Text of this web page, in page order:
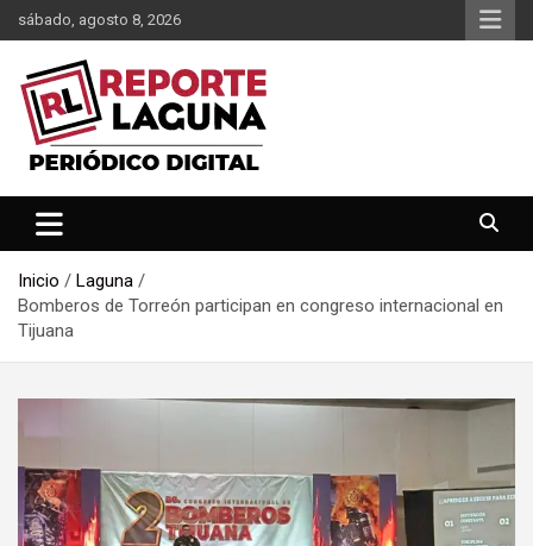
Saltar
al
contenido
sábado, agosto 8, 2026
Reporte Laguna
Inicio
Laguna
Bomberos de Torreón participan en congreso internacional en
Tijuana